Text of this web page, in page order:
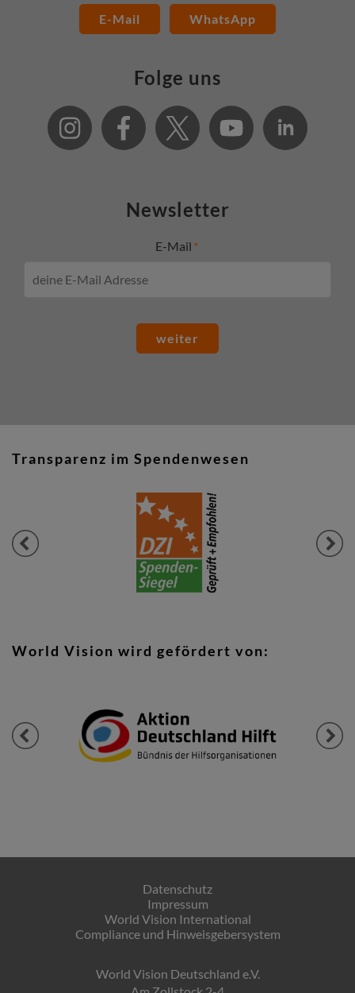
E-Mail WhatsApp
Folge uns
Newsletter
E-Mail
weiter
Transparenz im Spendenwesen
Previous Next
World Vision wird gefördert von:
Previous Next
Datenschutz
Impressum
World Vision International
Compliance und Hinweisgebersystem
World Vision Deutschland e.V.